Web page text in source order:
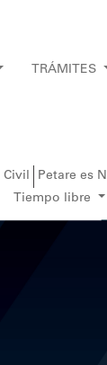
TRÁMITES
Civil Petare es
Tiempo libre